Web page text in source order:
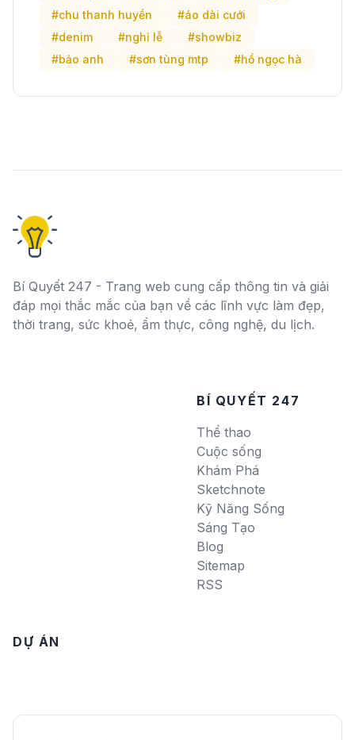
#chu thanh huyền
#áo dài cưới
#denim
#nghỉ lễ
#showbiz
#bảo anh
#sơn tùng mtp #hồ ngọc hà
Bí Quyết 247 - Trang web cung cấp thông tin và giải
đáp mọi thắc mắc của bạn về các lĩnh vực làm đẹp,
thời trang, sức khoẻ, ẩm thực, công nghệ, du lịch.
BÍ QUYẾT 247
Thể thao
Cuộc sống
Khám Phá
Sketchnote
Kỹ Năng Sống
Sáng Tạo
Blog
Sitemap
RSS
DỰ ÁN